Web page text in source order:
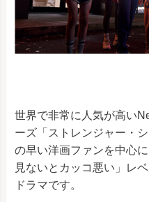
世界で非常に人気が高い
ーズ「ストレンジャー・
の早い洋画ファンを中心
見ないとカッコ悪い」レ
ドラマです。